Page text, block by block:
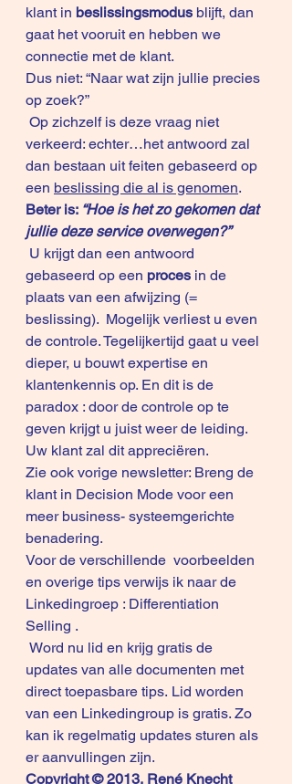
klant in beslissingsmodus blijft, dan
gaat het vooruit en hebben we
connectie met de klant.
Dus niet: “Naar wat zijn jullie precies
op zoek?”
verkeerd: echter…het antwoord zal
dan bestaan uit feiten gebaseerd op
een beslissing die al is genomen.
Beter is: “Hoe is het zo gekomen dat
jullie deze service overwegen?”
gebaseerd op een proces in de
plaats van een afwijzing (=
beslissing).  Mogelijk verliest u even
de controle. Tegelijkertijd gaat u veel
dieper, u bouwt expertise en
klantenkennis op. En dit is de
paradox : door de controle op te
geven krijgt u juist weer de leiding.
Uw klant zal dit appreciëren.
Zie ook vorige newsletter: Breng de
klant in Decision Mode voor een
meer business- systeemgerichte
benadering.
Voor de verschillende  voorbeelden
en overige tips verwijs ik naar de
Linkedingroep : Differentiation
Selling .
Word nu lid en krijg gratis de
updates van alle documenten met
direct toepasbare tips. Lid worden
van een Linkedingroup is gratis. Zo
kan ik regelmatig updates sturen als
er aanvullingen zijn.
Copyright © 2013, René Knecht